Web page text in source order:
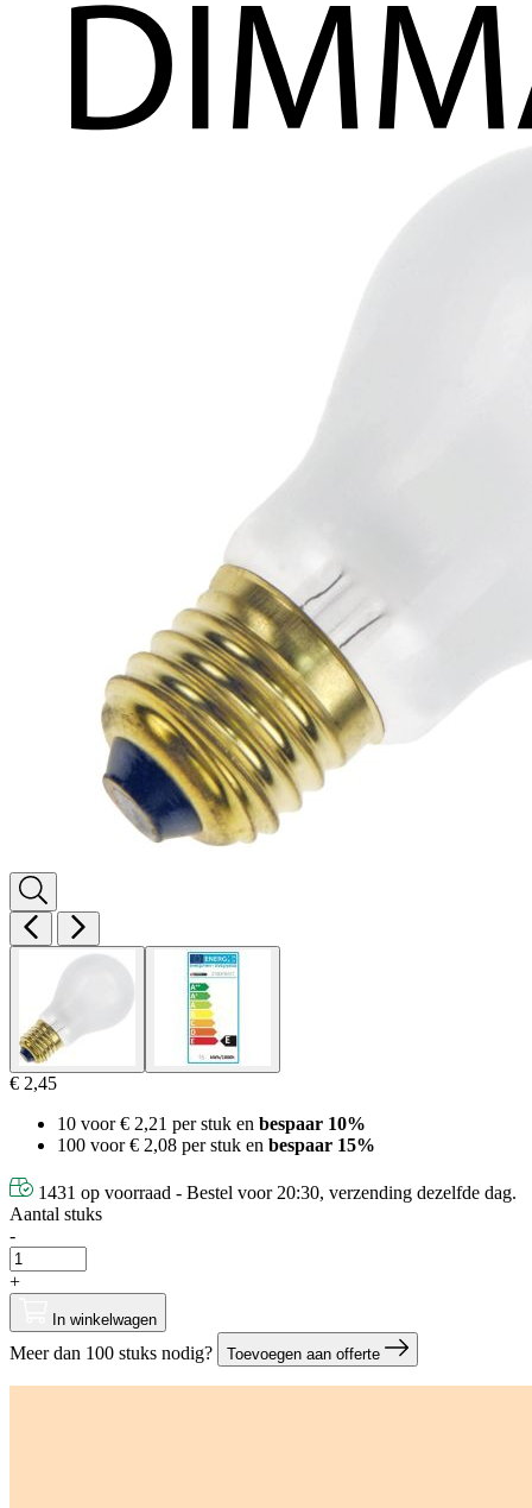
€ 2,45
10 voor€ 2,21 per stuk en bespaar 10%
100 voor€ 2,08 per stuk en bespaar 15%
1431 op voorraad - Bestel voor 20:30, verzending dezelfde dag.
Aantal stuks
-
+
In winkelwagen
Meer dan 100 stuks nodig? Toevoegen aan offerte